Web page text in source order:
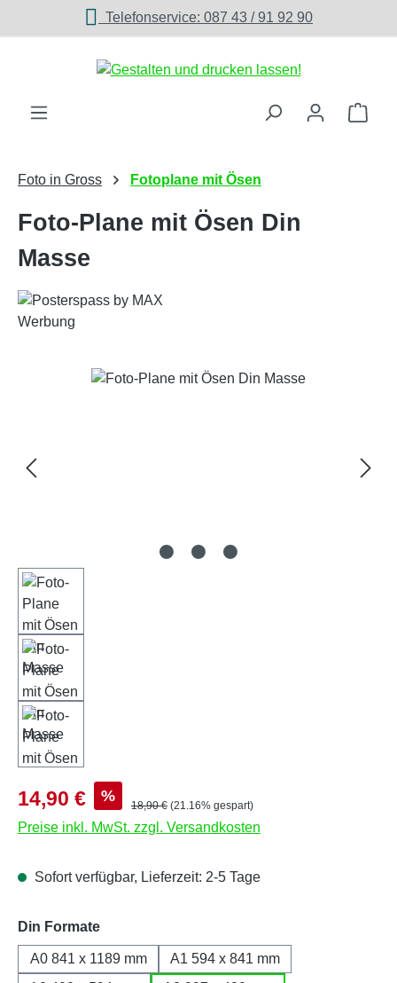
Zum Hauptinhalt springenTelefonservice: 087 43 / 91 92 90
Foto in Gross Fotoplane mit Ösen
Foto-Plane mit Ösen Din
Masse
Bildergalerie überspringen
Verkaufspreis:
14,90 € % Regulärer Preis:
18,90 € (21.16% gespart)
Preise inkl. MwSt. zzgl. Versandkosten
Sofort verfügbar, Lieferzeit: 2-5 Tage
Din Formateauswählen
A0 841 x 1189 mm
A1 594 x 841 mm